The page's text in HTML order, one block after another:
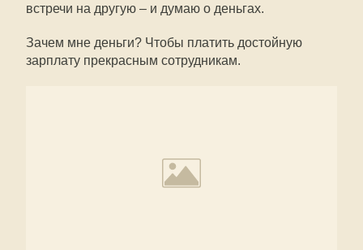
встречи на другую – и думаю о деньгах.
Зачем мне деньги? Чтобы платить достойную
зарплату прекрасным сотрудникам.